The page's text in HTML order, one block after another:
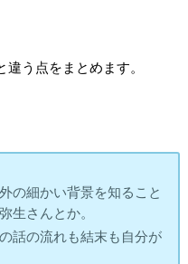
う点をまとめます。
の細かい背景を知ること
生さんとか。
話の流れも結末も自分が